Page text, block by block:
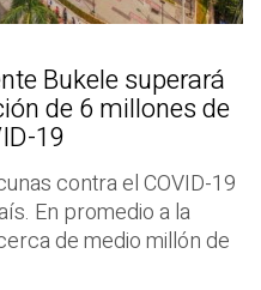
Bukele superará
de 6 millones de
19
contra el COVID-19
En promedio a la
de medio millón de